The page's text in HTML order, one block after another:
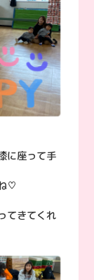
に座って手
♡
てきてくれ